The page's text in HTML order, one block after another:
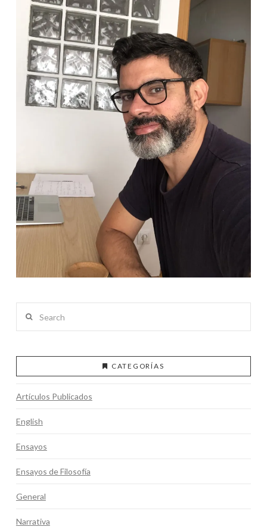
CATEGORÍAS
Artículos Publicados
English
Ensayos
Ensayos de Filosofía
General
Narrativa